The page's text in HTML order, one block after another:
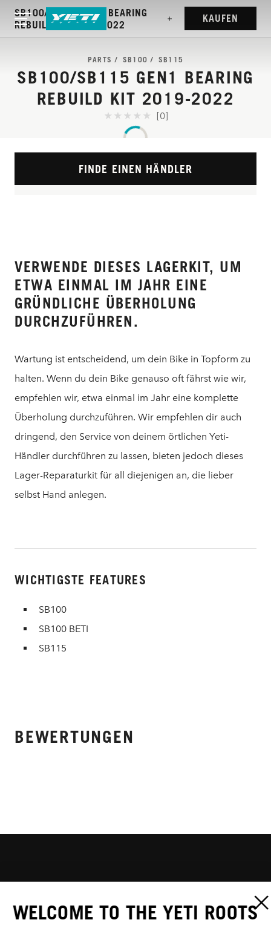
SB100/SB115 GEN1 BEARING
REBUILD KIT 2019-2022
KAUFEN
PARTS SB100 SB115
SB100/SB115 GEN1 BEARING
REBUILD KIT 2019-2022
[0]
FINDE EINEN HÄNDLER
VERWENDE DIESES LAGERKIT, UM
ETWA EINMAL IM JAHR EINE
GRÜNDLICHE ÜBERHOLUNG
DURCHZUFÜHREN.
Wartung ist entscheidend, um dein Bike in Topform zu
halten. Wenn du dein Bike genauso oft fährst wie wir,
empfehlen wir, etwa einmal im Jahr eine komplette
Überholung durchzuführen. Wir empfehlen dir auch
dringend, den Service von deinem örtlichen Yeti-
Händler durchführen zu lassen, bieten jedoch dieses
Lager-Reparaturkit für all diejenigen an, die lieber
selbst Hand anlegen.
WICHTIGSTE FEATURES
SB100
SB100 BETI
SB115
BEWERTUNGEN
WELCOME TO THE YETI ROOTS